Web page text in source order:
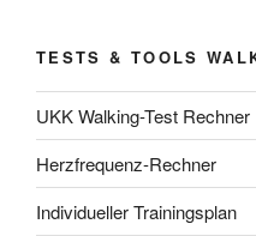
TESTS & TOOLS
UKK Walking-Test Rechner
Herzfrequenz-Rechner
Individueller Trainingsplan